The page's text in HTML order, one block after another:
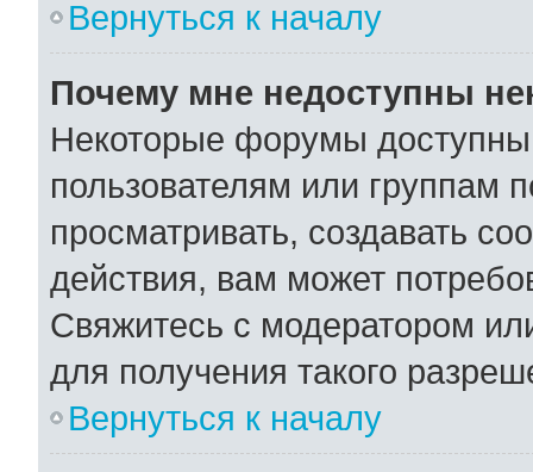
Вернуться к началу
Почему мне недоступны
Некоторые форумы
пользователям или группам
просматривать, создавать
действия, вам может
Свяжитесь с модератором
для получения такого
Вернуться к началу